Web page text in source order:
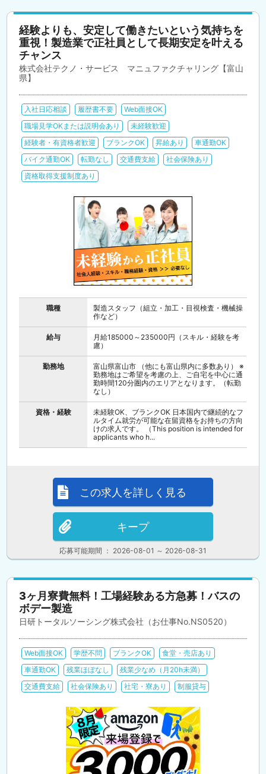
経験よりも、安定して働きたいという気持ちを
重視！製造業で正社員として長期安定を叶える
チャンス
株式会社テクノ・サービス マニュファクチャリング【富山
県】
入社日応相談 履歴書不要
Web面接OK
職場見学OKまたは説明会あり
未経験歓迎
経験者・有資格者歓迎
ブランクOK 昇給あり
車通勤OK
バイク通勤OK
転勤なし 交通費支給
社会保険あり
資格取得支援制度あり
職種
製造スタッフ（組立・加工・目視検査・機械操
作など）
給与
月給185000～235000円（スキル・経験を考
慮）
勤務地
富山県富山市 （他にも富山県内に多数あり） ※
勤務地はご希望を考慮の上、ご自宅を中心に通
勤時間120分圏内のエリアとなります。（転勤
なし）
資格・経験
未経験OK、ブランクOK 日本国内で継続的なフ
ルタイム就労が可能な在留資格をお持ちの方向
けの求人です。 （This position is intended for
applicants who h...
応募可能期間 ： 2026-08-01 ～ 2026-08-31
この求人を詳しく見る
キープ
3ヶ月寮費無料！工場経験ある方急募！バスの
ボデー製造
日研トータルソーシング株式会社（お仕事No.NS0520）
Web面接OK 学歴不問 ブランクOK
食堂・売店あり
車通勤OK
残業ほぼなし
残業少なめ（月20h未満）
交通費支給
社会保険あり 社宅・寮あり 制服貸与